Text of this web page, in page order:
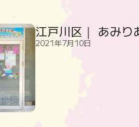
江戸川区｜ あみり
2021年7月10日